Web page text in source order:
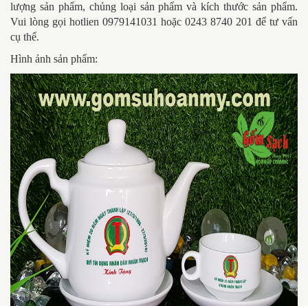
lượng sản phẩm, chủng loại sản phẩm và kích thước sản phẩm.
Vui lòng gọi hotlien 0979141031 hoặc 0243 8740 201 để tư vấn
cụ thể.
Hình ảnh sản phẩm: